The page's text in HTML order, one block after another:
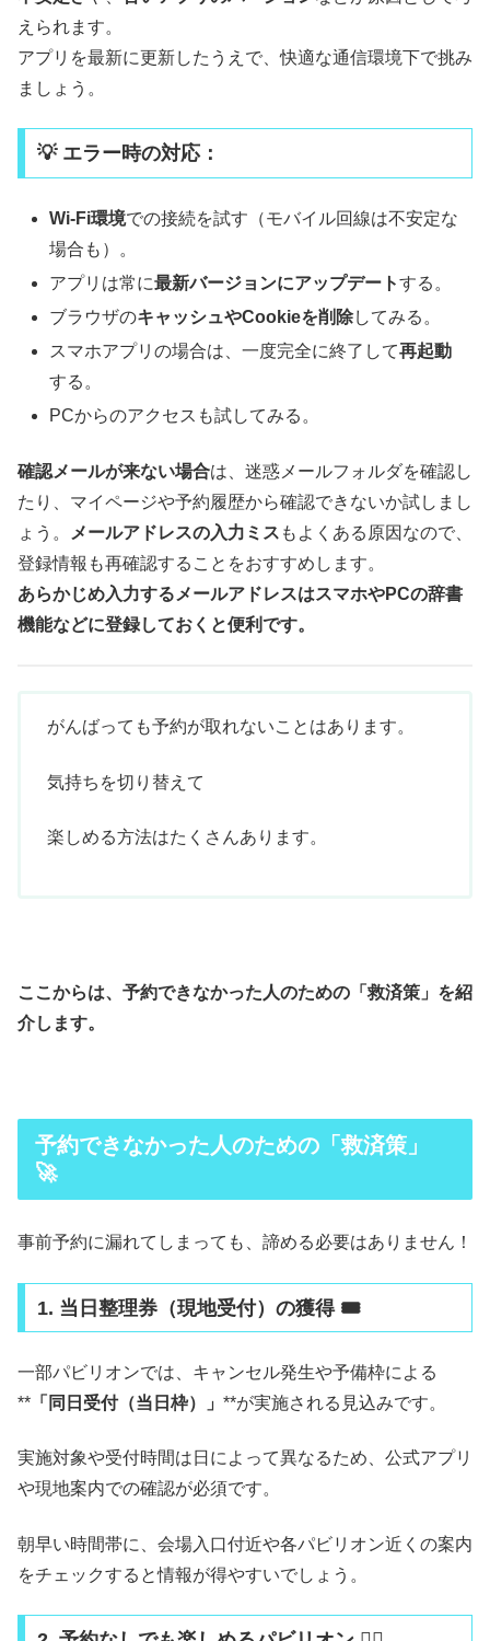
えられます。
アプリを最新に更新したうえで、快適な通信環境下で挑み
ましょう。
💡 エラー時の対応：
Wi-Fi環境での接続を試す（モバイル回線は不安定な
場合も）。
アプリは常に最新バージョンにアップデートする。
ブラウザのキャッシュやCookieを削除してみる。
スマホアプリの場合は、一度完全に終了して再起動
する。
PCからのアクセスも試してみる。
確認メールが来ない場合は、迷惑メールフォルダを確認し
たり、マイページや予約履歴から確認できないか試しまし
ょう。
メールアドレスの入力ミス もよくある原因なので、
登録情報も再確認することをおすすめします。
あらかじめ入力するメールアドレスはスマホやPCの辞書
機能などに登録しておくと便利です。
がんばっても予約が取れないことはあります。
気持ちを切り替えて
楽しめる方法はたくさんあります。
ここからは、予約できなかった人のための「救済策」を紹
介します。
予約できなかった人のための「救済策」
🚀
事前予約に漏れてしまっても、諦める必要はありません！
1. 当日整理券（現地受付）の獲得 🎟️
一部パビリオンでは、キャンセル発生や予備枠による
** 「同日受付（当日枠）」 **が実施される見込みです。
実施対象や受付時間は日によって異なるため、公式アプリ
や現地案内での確認が必須です。
朝早い時間帯に、会場入口付近や各パビリオン近くの案内
をチェックすると情報が得やすいでしょう。